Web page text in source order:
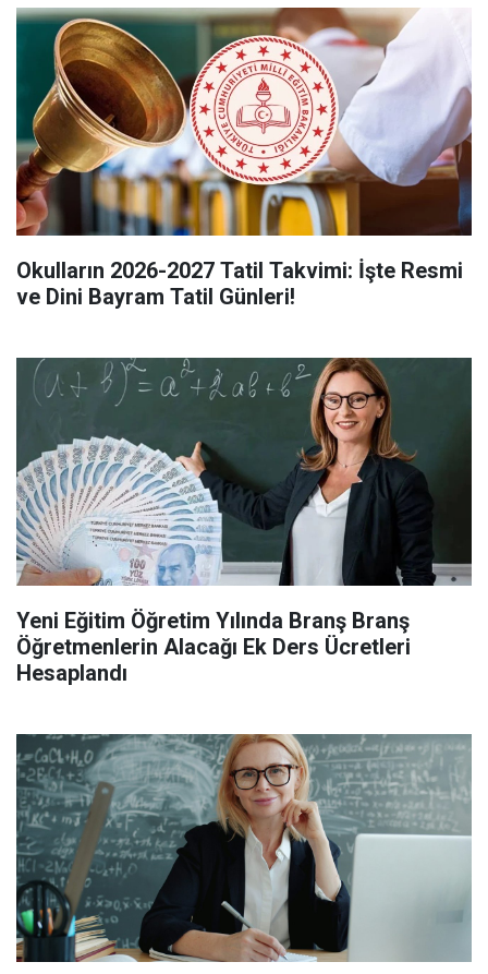
Okulların 2026-2027 Tatil Takvimi: İşte Resmi
ve Dini Bayram Tatil Günleri!
Yeni Eğitim Öğretim Yılında Branş Branş
Öğretmenlerin Alacağı Ek Ders Ücretleri
Hesaplandı